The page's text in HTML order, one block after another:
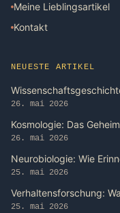
Meine Lieblingsartikel
Kontakt
NEUESTE ARTIKEL
26. mai 2026
Kosmologie: Das
26. mai 2026
Neurobiologie: Wie
25. mai 2026
Verhaltensforschung:
25. mai 2026